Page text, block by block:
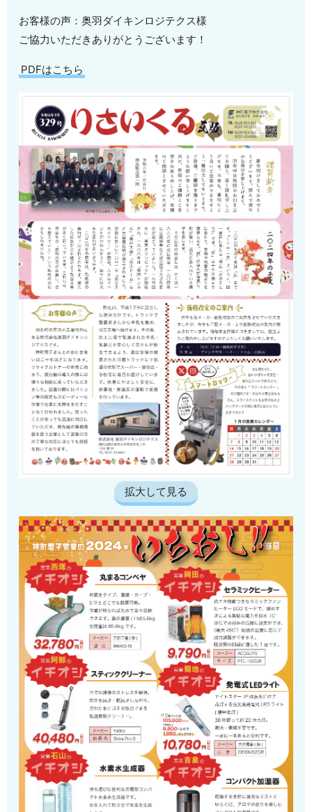
お客様の声：奥羽ダイキンロジテクス様
ご協力いただきありがとうございます！
PDFはこちら
拡大して見る